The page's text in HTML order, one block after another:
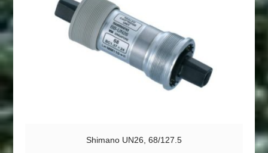
Shimano UN26, 68/127.5